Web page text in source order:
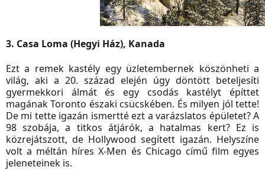
3. Casa Loma (Hegyi Ház), Kanada
Ezt a remek kastély egy üzletembernek köszönheti a
világ, aki a 20. század elején úgy döntött beteljesíti
gyermekkori álmát és egy csodás kastélyt építtet
magának Toronto északi csücskében. És milyen jól tette!
De mi tette igazán ismertté ezt a varázslatos épületet? A
98 szobája, a titkos átjárók, a hatalmas kert? Ez is
közrejátszott, de Hollywood segített igazán. Helyszíne
volt a méltán híres X-Men és Chicago című film egyes
jeleneteinek is.